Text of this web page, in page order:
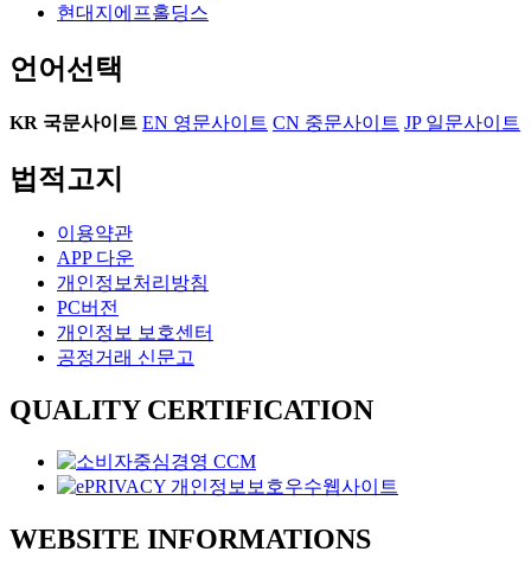
현대지에프홀딩스
언어선택
KR 국문사이트 EN 영문사이트 CN 중문사이트 JP일문사이트
법적고지
이용약관
APP 다운
개인정보처리방침
PC버전
개인정보 보호센터
공정거래 신문고
QUALITY CERTIFICATION
WEBSITE INFORMATIONS